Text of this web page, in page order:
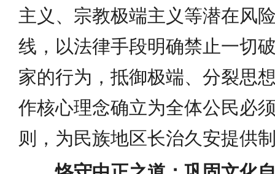
主义、宗教极端主义等潜在风
线，以法律手段明确禁止一切
家的行为，抵御极端、分裂思
作核心理念确立为全体公民必
则，为民族地区长治久安提供